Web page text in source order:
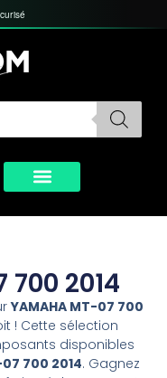
700 2014
YAMAHA MT-07 700
! Cette sélection
disponibles
700 2014. Gagnez